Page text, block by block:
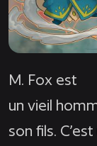
M. Fox est
un vieil
son fils.